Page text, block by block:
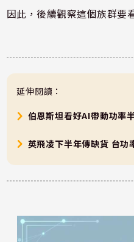
因此，後續觀察這個族群要
延伸閱讀：
伯恩斯坦看好AI帶動功率
英飛凌下半年傳缺貨 台功